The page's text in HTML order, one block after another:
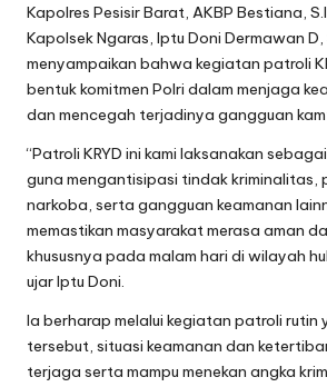
Kapolres Pesisir Barat, AKBP Bestiana,
Kapolsek Ngaras, Iptu Doni Dermawan D,
menyampaikan bahwa kegiatan patroli
bentuk komitmen Polri dalam menjaga
dan mencegah terjadinya gangguan
“Patroli KRYD ini kami laksanakan
guna mengantisipasi tindak kriminalitas,
narkoba, serta gangguan keamanan
memastikan masyarakat merasa aman
khususnya pada malam hari di wilayah
ujar Iptu Doni.
Ia berharap melalui kegiatan patroli rutin
tersebut, situasi keamanan dan
terjaga serta mampu menekan angka